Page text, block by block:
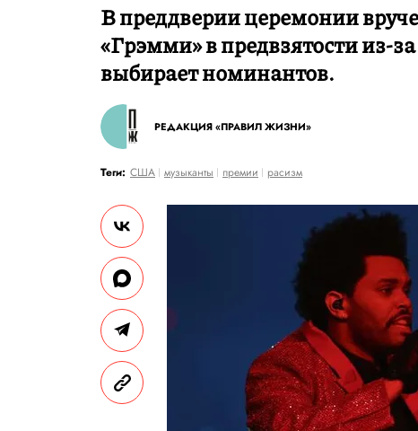
В преддверии церемонии
«Грэмми» в предвзятости из-
выбирает номинантов.
РЕДАКЦИЯ «ПРАВИЛ ЖИЗНИ»
Теги: США музыканты премии расизм